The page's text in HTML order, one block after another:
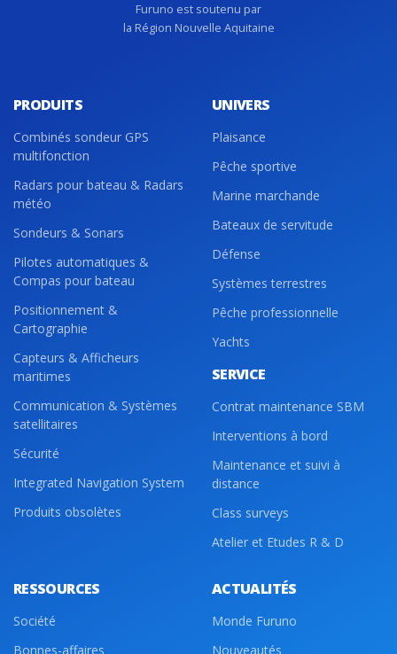
Furuno est soutenu par
la Région Nouvelle Aquitaine
PRODUITS
Combinés sondeur GPS
multifonction
Radars pour bateau & Radars
météo
Sondeurs & Sonars
Pilotes automatiques &
Compas pour bateau
Positionnement &
Cartographie
Capteurs & Afficheurs
maritimes
Communication & Systèmes
satellitaires
Sécurité
Integrated Navigation System
Produits obsolètes
UNIVERS
Plaisance
Pêche sportive
Marine marchande
Bateaux de servitude
Défense
Systèmes terrestres
Pêche professionnelle
Yachts
SERVICE
Contrat maintenance SBM
Interventions à bord
Maintenance et suivi à
distance
Class surveys
Atelier et Etudes R & D
RESSOURCES
Société
Bonnes-affaires
ACTUALITÉS
Monde Furuno
Nouveautés